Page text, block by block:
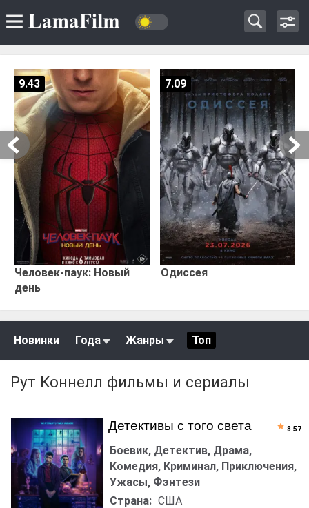
Человек-паук: Новый
день
9.43
Одиссея
7.09
Новинки Года Жанры Топ
Рут Коннелл фильмы и сериалы
Детективы с того света
Боевик, Детектив, Драма,
Комедия, Криминал, Приключения,
Ужасы, Фэнтези
Страна: США
8.57